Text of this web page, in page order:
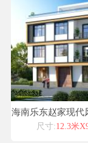
海南乐东赵家现代
建房设计图纸喜天
尺寸:12.3米